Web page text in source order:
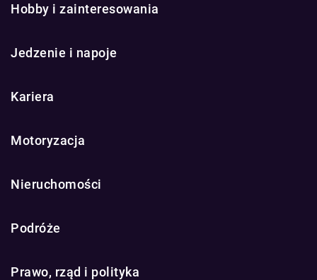
Hobby i zainteresowania
Jedzenie i napoje
Kariera
Motoryzacja
Nieruchomości
Podróże
Prawo, rząd i polityka